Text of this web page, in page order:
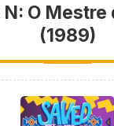
O
(1989)